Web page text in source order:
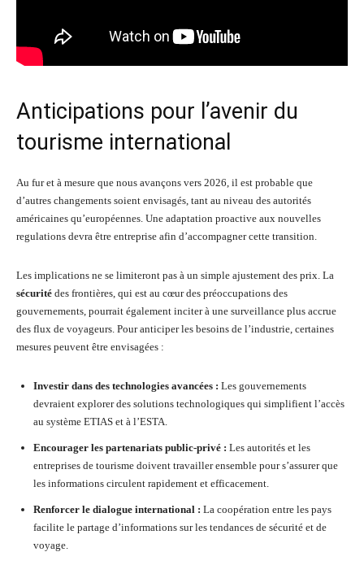
Anticipations pour l’avenir du
tourisme international
Au fur et à mesure que nous avançons vers 2026, il est probable que
d’autres changements soient envisagés, tant au niveau des autorités
américaines qu’européennes. Une adaptation proactive aux nouvelles
regulations devra être entreprise afin d’accompagner cette transition.
Les implications ne se limiteront pas à un simple ajustement des prix. La
sécurité des frontières, qui est au cœur des préoccupations des
gouvernements, pourrait également inciter à une surveillance plus accrue
des flux de voyageurs. Pour anticiper les besoins de l’industrie, certaines
mesures peuvent être envisagées :
Investir dans des technologies avancées : Les gouvernements
devraient explorer des solutions technologiques qui simplifient l’accès
au système ETIAS et à l’ESTA.
Encourager les partenariats public-privé : Les autorités et les
entreprises de tourisme doivent travailler ensemble pour s’assurer que
les informations circulent rapidement et efficacement.
Renforcer le dialogue international : La coopération entre les pays
facilite le partage d’informations sur les tendances de sécurité et de
voyage.